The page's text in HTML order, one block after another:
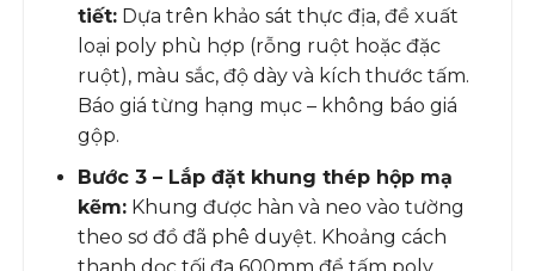
tiết:Dựa trên khảo sát thực địa, đề xuất
loại poly phù hợp (rỗng ruột hoặc đặc
ruột), màu sắc, độ dày và kích thước tấm.
Báo giá từng hạng mục – không báo giá
gộp.
Bước 3 – Lắp đặt khung thép hộp mạ
kẽm:Khung được hàn và neo vào tường
theo sơ đồ đã phê duyệt. Khoảng cách
thanh dọc tối đa 600mm để tấm poly